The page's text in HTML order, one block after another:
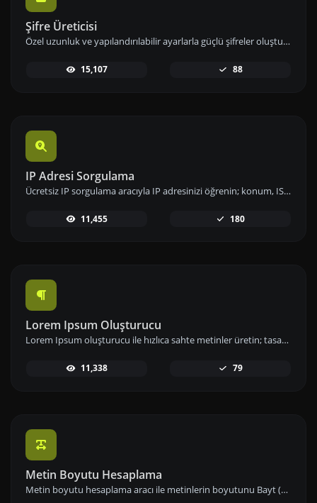
Şifre Üreticisi
Özel uzunluk ve yapılandırılabilir ayarlarla güçlü şifreler oluşturun. Sayılar, semboller, küçük ve büyük harf kombinasyonlarını kullanarak şifre güvenliğini artırın.
15,107 88
IP Adresi Sorgulama
Ücretsiz IP sorgulama aracıyla IP adresinizi öğrenin; konum, ISP ve ağ bilgileri gibi detaylara hızlıca erişip analizlerinizi gerçekleştirin.
11,455 180
Lorem Ipsum Oluşturucu
Lorem Ipsum oluşturucu ile hızlıca sahte metinler üretin; tasarımlarınızda ve projelerinizde örnek içerik olarak kullanın.
11,338 79
Metin Boyutu Hesaplama
Metin boyutu hesaplama aracı ile metinlerin boyutunu Bayt (B), Kilobayt (KB) veya Megabayt (MB) cinsinden anında hesaplayın ve veri kullanımınızı etkin biçimde yönetin.